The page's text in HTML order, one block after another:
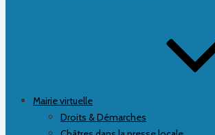
Mairie virtuelle
Droits & Démarches